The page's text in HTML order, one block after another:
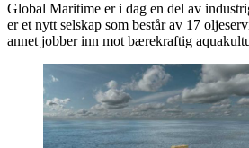
Global Maritime er i dag en del av
er et nytt selskap som består av 17
annet jobber inn mot bærekraftig